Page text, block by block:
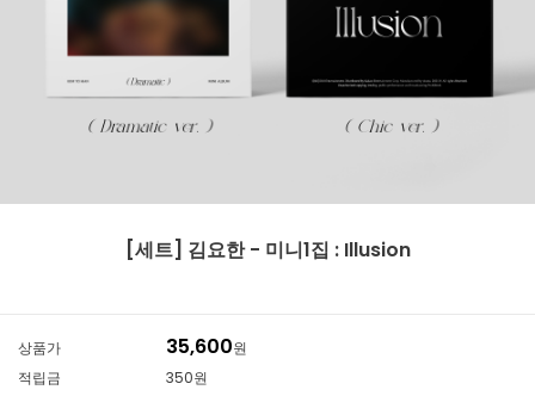
[세트] 김요한 - 미니1집 : Illusion
상품가 35,600원
적립금
350원